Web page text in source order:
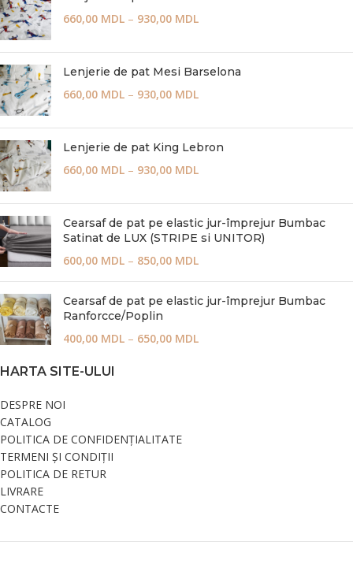
660,00 MDL – 930,00 MDL
Lenjerie de pat Mesi Barselona
660,00 MDL – 930,00 MDL
Lenjerie de pat King Lebron
660,00 MDL – 930,00 MDL
Cearsaf de pat pe elastic jur-împrejur Bumbac
Satinat de LUX (STRIPE si UNITOR)
600,00 MDL – 850,00 MDL
Cearsaf de pat pe elastic jur-împrejur Bumbac
Ranforcce/Poplin
400,00 MDL – 650,00 MDL
HARTA SITE-ULUI
DESPRE NOI
CATALOG
POLITICA DE CONFIDENȚIALITATE
TERMENI ȘI CONDIȚII
POLITICA DE RETUR
LIVRARE
CONTACTE